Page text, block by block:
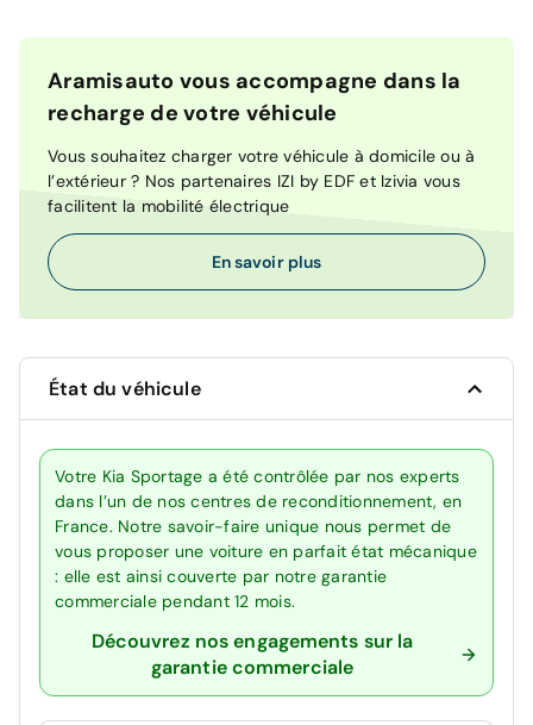
Aramisauto vous accompagne dans la
recharge de votre véhicule
Vous souhaitez charger votre véhicule à domicile ou à
l’extérieur ? Nos partenaires IZI by EDF et Izivia vous
facilitent la mobilité électrique
En savoir plus
État du véhicule
Votre Kia Sportage a été contrôlée par nos experts
dans l’un de nos centres de reconditionnement, en
France. Notre savoir-faire unique nous permet de
vous proposer une voiture en parfait état mécanique
: elle est ainsi couverte par notre garantie
commerciale pendant 12 mois.
Découvrez nos engagements sur la
garantie commerciale